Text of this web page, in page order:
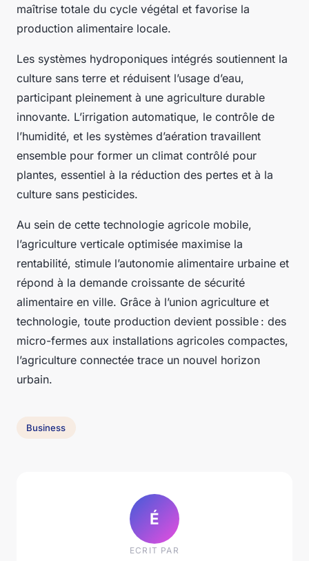
maîtrise totale du cycle végétal et favorise la
production alimentaire locale.
Les systèmes hydroponiques intégrés soutiennent la
culture sans terre et réduisent l’usage d’eau,
participant pleinement à une agriculture durable
innovante. L’irrigation automatique, le contrôle de
l’humidité, et les systèmes d’aération travaillent
ensemble pour former un climat contrôlé pour
plantes, essentiel à la réduction des pertes et à la
culture sans pesticides.
Au sein de cette technologie agricole mobile,
l’agriculture verticale optimisée maximise la
rentabilité, stimule l’autonomie alimentaire urbaine et
répond à la demande croissante de sécurité
alimentaire en ville. Grâce à l’union agriculture et
technologie, toute production devient possible : des
micro-fermes aux installations agricoles compactes,
l’agriculture connectée trace un nouvel horizon
urbain.
Business
É
ECRIT PAR